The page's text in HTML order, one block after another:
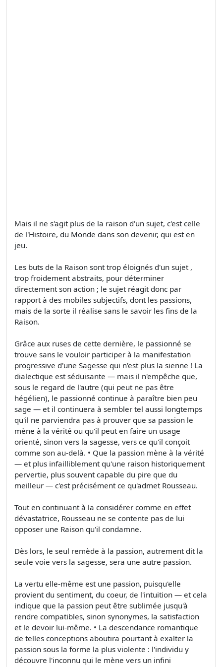
Mais il ne s'agit plus de la raison d'un sujet, c'est celle
de l'Histoire, du Monde dans son devenir, qui est en
jeu.
Les buts de la Raison sont trop éloignés d'un sujet ,
trop froidement abstraits, pour déterminer
directement son action ; le sujet réagit donc par
rapport à des mobiles subjectifs, dont les passions,
mais de la sorte il réalise sans le savoir les fins de la
Raison.
Grâce aux ruses de cette dernière, le passionné se
trouve sans le vouloir participer à la manifestation
progressive d'une Sagesse qui n'est plus la sienne ! La
dialectique est séduisante — mais il n'empêche que,
sous le regard de l'autre (qui peut ne pas être
hégélien), le passionné continue à paraître bien peu
sage — et il continuera à sembler tel aussi longtemps
qu'il ne parviendra pas à prouver que sa passion le
mène à la vérité ou qu'il peut en faire un usage
orienté, sinon vers la sagesse, vers ce qu'il conçoit
comme son au-delà. • Que la passion mène à la vérité
— et plus infailliblement qu'une raison historiquement
pervertie, plus souvent capable du pire que du
meilleur — c'est précisément ce qu'admet Rousseau.
Tout en continuant à la considérer comme en effet
dévastatrice, Rousseau ne se contente pas de lui
opposer une Raison qu'il condamne.
Dès lors, le seul remède à la passion, autrement dit la
seule voie vers la sagesse, sera une autre passion.
La vertu elle-même est une passion, puisqu'elle
provient du sentiment, du coeur, de l'intuition — et cela
indique que la passion peut être sublimée jusqu'à
rendre compatibles, sinon synonymes, la satisfaction
et le devoir lui-même. • La descendance romantique
de telles conceptions aboutira pourtant à exalter la
passion sous la forme la plus violente : l'individu y
découvre l'inconnu qui le mène vers un infini